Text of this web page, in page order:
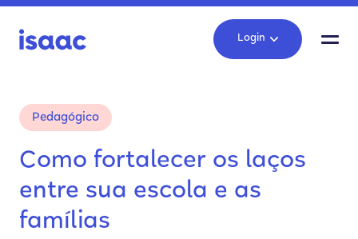
Login
Pedagógico
Como fortalecer os laços
entre sua escola e as
famílias